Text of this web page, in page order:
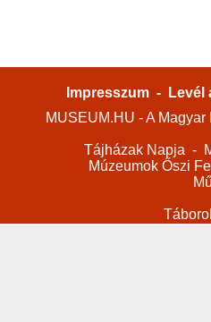
Impresszum -
Levél
MUSEUM.HU - A
Tájházak Napja -
Múzeumok Őszi